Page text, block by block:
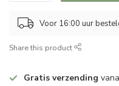
Voor 16:00 uur
Share this product
Gratis verzending